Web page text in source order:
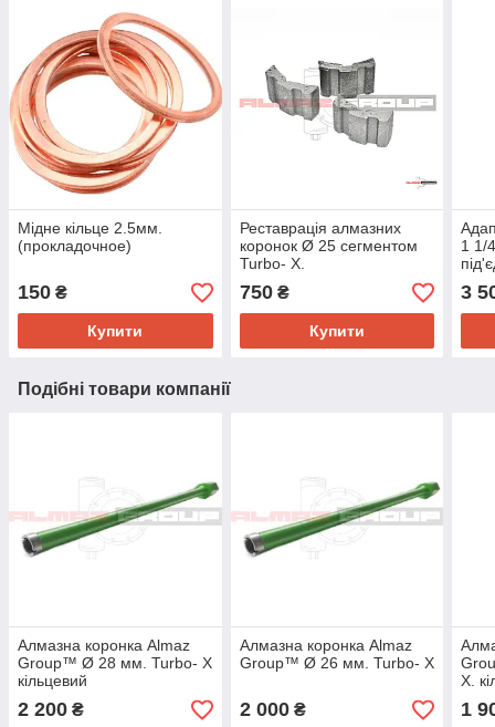
Мідне кільце 2.5мм.
(прокладочное)
150 ₴
Купити
Реставрація алмазних
коронок Ø 25 сегментом
Turbo- Х.
750₴
Купити
1 1/
3
Подібні товари компанії
Алмазна коронка Almaz
Group™ Ø 28 мм. Turbo- X
кільцевий
2 200 ₴
Алмазна коронка Almaz
Group™ Ø 26 мм. Turbo- X
2 000₴
X.
1